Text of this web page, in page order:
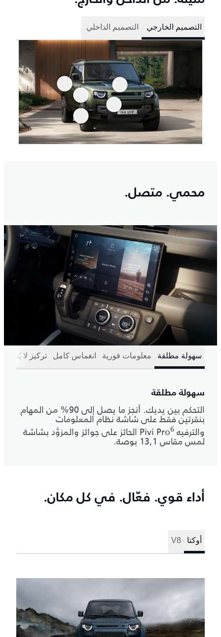
التصميم الخارجي التصميم الداخلي
محمي. متصل.
سهولة مطلقة معلومات فورية انغماس كامل تركيز لا يُضاهى
سهولة مطلقة
التحكم بين يديك. أنجز ما يصل إلى 90% من المهام
بنقرتين فقط على شاشة نظام المعلومات
والترفيه Pivi Pro 6 ‎ الحائز على جوائز والمزوَّد بشاشة
لمس مقاس 13,1 بوصة.
أداء قوي. فعّال. في كل مكان.
أوكتا V8